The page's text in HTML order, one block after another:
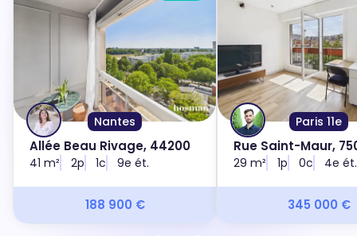
Nantes
Allée Beau Rivage, 44200
41 m² 2p 1c 9e ét.
188 900 €
Paris 11e
Rue Saint-Maur,
29 m² 1p 0c 4e ét.
345 000 €